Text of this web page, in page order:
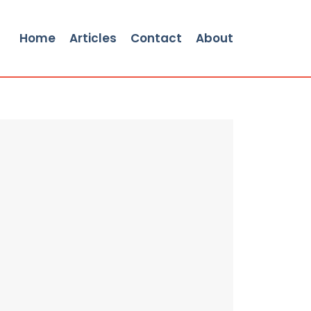
Home Articles Contact About